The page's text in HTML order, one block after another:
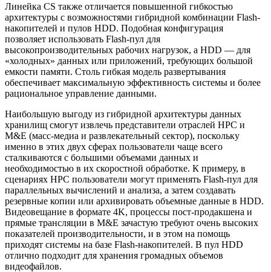
Линейка CS также отличается повышенной гибкостью
архитектуры с возможностями гибридной комбинации Flash-
накопителей и пулов HDD. Подобная конфигурация
позволяет использовать Flash-пул для
высокопроизводительных рабочих нагрузок, а HDD — для
«холодных» данных или приложений, требующих большой
емкости памяти. Столь гибкая модель развертывания
обеспечивает максимальную эффективность системы и более
рациональное управление данными.
Наибольшую выгоду из гибридной архитектуры данных
хранилищ смогут извлечь представители отраслей НРС и
M&E (масс-медиа и развлекательный сектор), поскольку
именно в этих двух сферах пользователи чаще всего
сталкиваются с большими объемами данных и
необходимостью в их скоростной обработке. К примеру, в
сценариях НРС пользователи могут применять Flash-пул для
параллельных вычислений и анализа, а затем создавать
резервные копии или архивировать объемные данные в HDD.
Видеовещание в формате 4K, процессы пост-продакшена и
прямые трансляции в M&E зачастую требуют очень высоких
показателей производительности, и в этом на помощь
приходят системы на базе Flash-накопителей. В пул HDD
отлично подходит для хранения громадных объемов
видеофайлов.